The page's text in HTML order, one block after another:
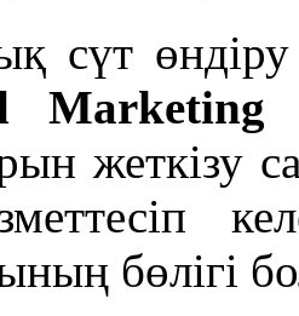
сүт
Marketing
жеткізу
бөлігі